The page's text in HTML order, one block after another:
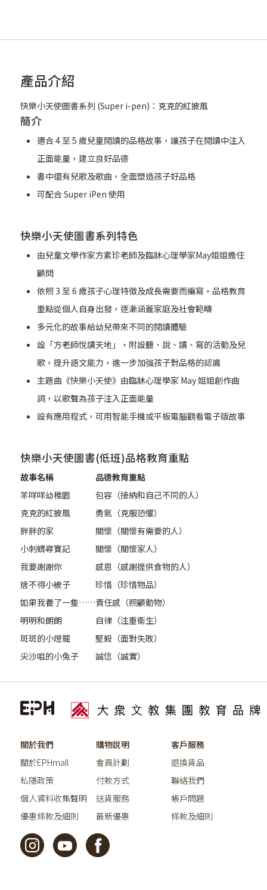
產品介紹
快樂小天使圖書系列 (Super i-pen)：克克的紅披風
簡介
適合 4 至 5 歲兒童閱讀的品格故事，讓孩子在閱讀中注入
正面能量，建立良好品德
書中還有兒歌及歌曲，全面塑造孩子好品格
可配合 Super iPen 使用
快樂小天使圖書系列特色
由兒童文學作家方素珍老師及臨牀心理學家May姐姐擔任
顧問
依照 3 至 6 歲孩子心理特徵及成長需要而編寫，品格教育
重點從個人自身出發，逐漸涵蓋家庭及社會範疇
多元化的故事給幼兒帶來不同的閱讀體驗
設「方老師悅讀天地」，附設聽、說、讀、寫的活動及兒
歌，提升語文能力，進一步加強孩子對品格的認識
主題曲《快樂小天使》由臨牀心理學家 May 姐姐創作曲
詞，以歌聲為孩子注入正面能量
設有應用程式，可用智能手機或平板電腦觀看電子版故事
快樂小天使圖書(低班)品格教育重點
故事名稱
品德教育重點
羊咩咩幼稚園
包容（接納和自己不同的人）
克克的紅披風
勇氣（克服恐懼）
胖胖的家
關懷（關懷有需要的人）
小刺蝟尋寶記
關懷（關懷家人）
我要謝謝你
感恩（感謝提供食物的人）
捨不得小被子
珍惜（珍惜物品）
如果我養了一隻……責任感（照顧動物）
明明和朗朗
自律（注重衞生）
斑斑的小燈籠
堅毅（面對失敗）
尖沙咀的小兔子
誠信（誠實）
關於我們
關於EPHmall
私隱政策
個人資料收集聲明
優惠條款及細則
購物說明
會員計劃
付款方式
送貨服務
最新優惠
客戶服務
退換貨品
聯絡我們
帳戶問題
條款及細則